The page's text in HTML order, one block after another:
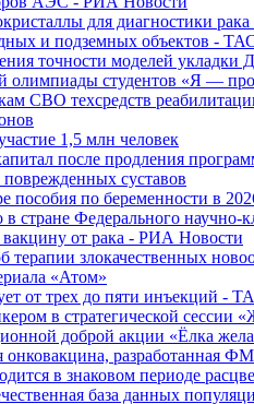
для диагностики
и подземных объектов -
точности моделей
олимпиады студентов «Я —
СВО техсредств
1,5 млн человек
после продления
суставов
пособия по беременности в
стране Федерального
от рака - РИА Новости
злокачественных
«Атом»
от трех до пяти инъекций -
в стратегической сессии
доброй акции «Ёлка
разработанная
в знаковом периоде
база данных